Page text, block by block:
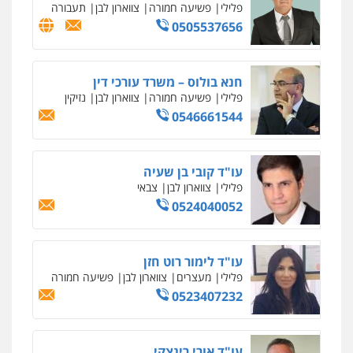
פלילי כלכלי ניהול משפטים
0506216813
עו"ד אשרף שחאדה
פלילי פשיעה חמורה מעצרים וחקירות
תעבורה
0549535659
עו"ד מירב נוסבוים
פלילי מעצרים וחקירות
לענייני אסירים
0522331443
אילן כץ – משרד עורכי דין
משפט פלילי ייצוג שוטרים וסוהרים
ועדות חקירה
0546312410
רעות כהן – משרד עורכי דין